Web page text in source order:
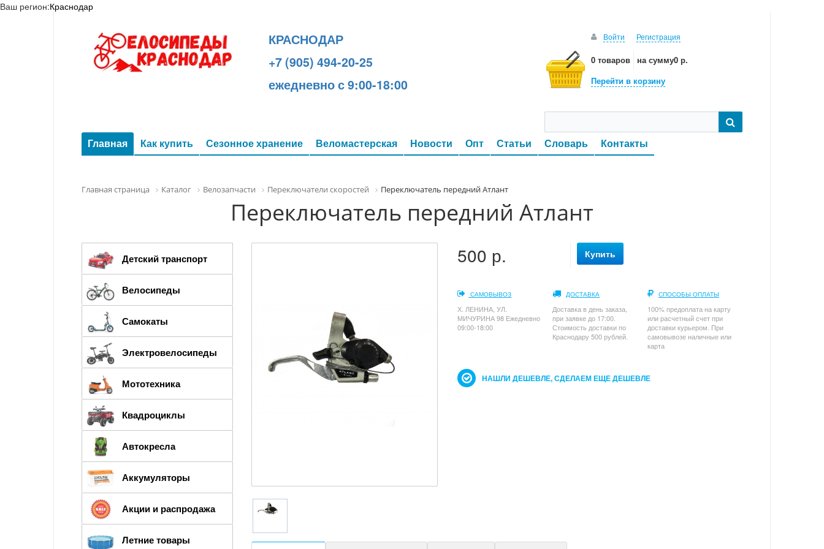
Ваш регион:Краснодар
КРАСНОДАР
+7 (905) 494-20-25
ежедневно с 9:00-18:00
Войти Регистрация
0 товаров на сумму0 р.
Перейти в корзину
Главная Как купить Сезонное хранение Веломастерская Новости Опт Статьи Словарь Контакты
Главная страница Каталог Велозапчасти Переключатели скоростей Переключатель передний Атлант
Переключатель передний Атлант
500 р. Купить
САМОВЫВОЗ
Х. ЛЕНИНА, УЛ.
МИЧУРИНА 98 Ежедневно
09:00-18:00
ДОСТАВКА
Доставка в день заказа,
при заявке до 17:00.
Стоимость доставки по
Краснодару 500 рублей.
СПОСОБЫ ОПЛАТЫ
100% предоплата на карту
или расчетный счет при
доставки курьером. При
самовывозе наличные или
карта
НАШЛИ ДЕШЕВЛЕ, СДЕЛАЕМ ЕЩЕ ДЕШЕВЛЕ
Детский транспорт
Велосипеды
Самокаты
Электровелосипеды
Мототехника
Квадроциклы
Автокресла
Аккумуляторы
Акции и распродажа
Летние товары